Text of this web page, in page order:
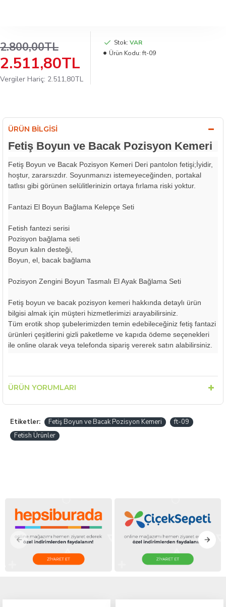
2.511,80TL
2.800,00TL
Vergiler Hariç: 2.511,80TL
Stok: VAR
Ürün Kodu: ft-09
ÜRÜN BILGISI
Fetiş Boyun ve Bacak Pozisyon Kemeri
Fetiş Boyun ve Bacak Pozisyon Kemeri Deri pantolon fetişi;İyidir,
hoştur, zararsızdır. Soyunmanızı istemeyeceğinden, portakal
tatlısı gibi görünen selülitlerinizin ortaya fırlama riski yoktur.
Fantazi El Boyun Bağlama Kelepçe Seti
Fetish fantezi serisi
Pozisyon bağlama seti
Boyun kalın desteği,
Boyun, el, bacak bağlama
Pozisyon Zengini Boyun Tasmalı El Ayak Bağlama Seti
Fetiş boyun ve bacak pozisyon kemeri hakkında detaylı ürün
bilgisi almak için müşteri hizmetlerimizi arayabilirsiniz.
Tüm erotik shop şubelerimizden temin edebileceğiniz fetiş fantazi
ürünleri çeşitlerini gizli paketleme ve kapıda ödeme seçenekleri
ile online olarak veya telefonda sipariş vererek satın alabilirsiniz.
ÜRÜN YORUMLARI
Etiketler: Fetiş Boyun ve Bacak Pozisyon Kemeri
ft-09
Fetish Ürünler